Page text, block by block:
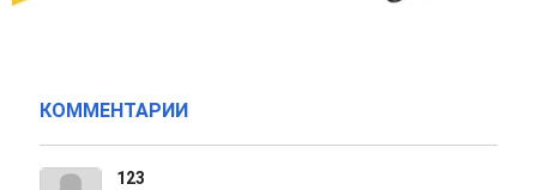
КОММЕНТАРИИ
123